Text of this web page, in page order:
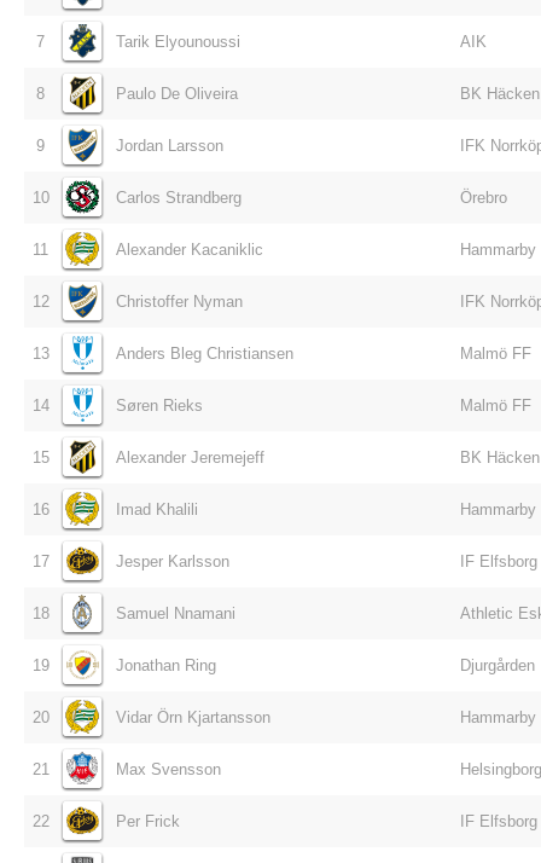
7 Tarik Elyounoussi AIK
8 Paulo De Oliveira BK Häcken
9 Jordan Larsson IFK
10 Carlos Strandberg Örebro
11 Alexander Kacaniklic Hammarby
12 Christoffer Nyman IFK
13 Anders Bleg Christiansen Malmö FF
14 Søren Rieks Malmö FF
15 Alexander Jeremejeff BK Häcken
16 Imad Khalili Hammarby
17 Jesper Karlsson IF Elfsborg
18 Samuel Nnamani Athletic
19 Jonathan Ring Djurgården
20 Vidar Örn Kjartansson Hammarby
21 Max Svensson
22 Per Frick IF Elfsborg